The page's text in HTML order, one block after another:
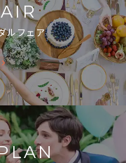
ルフェア